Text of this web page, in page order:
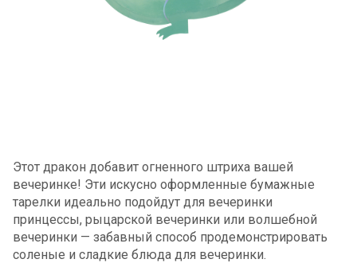
Этот дракон добавит огненного штриха вашей
вечеринке! Эти искусно оформленные бумажные
тарелки идеально подойдут для вечеринки
принцессы, рыцарской вечеринки или волшебной
вечеринки — забавный способ продемонстрировать
соленые и сладкие блюда для вечеринки.